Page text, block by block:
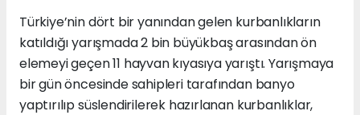
Türkiye’nin dört bir yanından gelen kurbanlıkların
katıldığı yarışmada 2 bin büyükbaş arasından ön
elemeyi geçen 11 hayvan kıyasıya yarıştı. Yarışmaya
bir gün öncesinde sahipleri tarafından banyo
yaptırılıp süslendirilerek hazırlanan kurbanlıklar,